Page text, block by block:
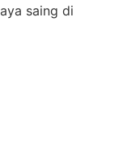
saing di